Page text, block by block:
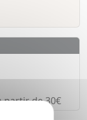
partir de 30€